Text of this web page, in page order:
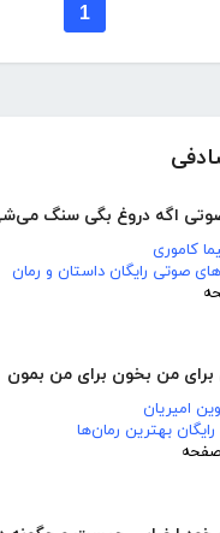
صوتی اگه دروغ بگی سنگ
کاموری
صوتی رایگان داستان و رمان
برای من بخون برای من بمون
امیریان
رایگان بهترین رمان‌ها
1